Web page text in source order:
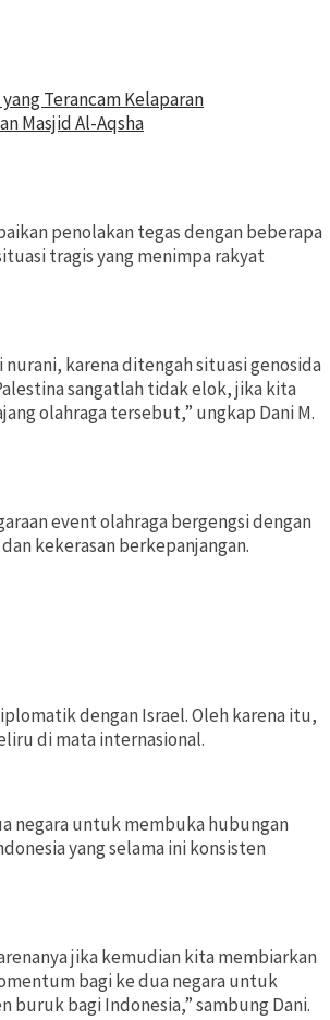
Terancam Kelaparan
Masjid Al-Aqsha
penolakan tegas dengan beberapa
tragis yang menimpa rakyat
karena ditengah situasi genosida
sangatlah tidak elok, jika kita
olahraga tersebut,” ungkap Dani M.
event olahraga bergengsi dengan
kekerasan berkepanjangan.
dengan Israel. Oleh karena itu,
di mata internasional.
negara untuk membuka hubungan
yang selama ini konsisten
jika kemudian kita membiarkan
bagi ke dua negara untuk
buruk bagi Indonesia,” sambung Dani.